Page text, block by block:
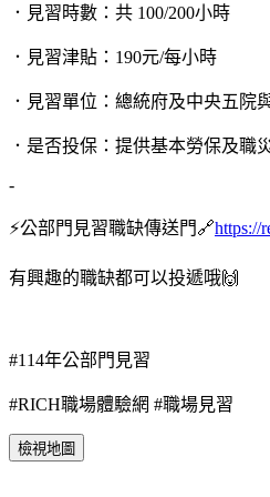
．見習時數：共 100/200小時
．見習津貼：190元/每小時
．見習單位：總統府及中央五院
．是否投保：提供基本勞保及職
-
⚡公部門見習職缺傳送門🔗https://
有興趣的職缺都可以投遞哦🙌
#114年公部門見習
#RICH職場體驗網 #職場見習
檢視地圖